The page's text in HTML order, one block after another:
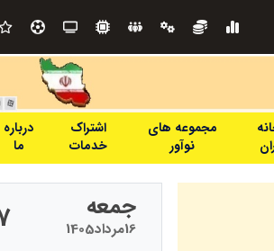
مجموعه های
نوآور
اشتراک
خدمات
درباره
ما
جمعه
16مرداد1405